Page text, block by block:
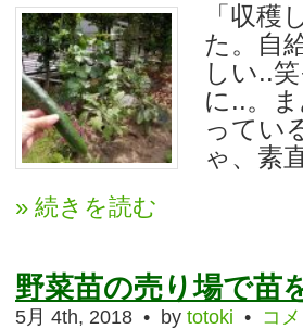
「収
た。自
しい..
に..。
ってい
ゃ、素
» 続きを読む
野菜苗の売り場で苗
5月 4th, 2018 • by totoki • コ